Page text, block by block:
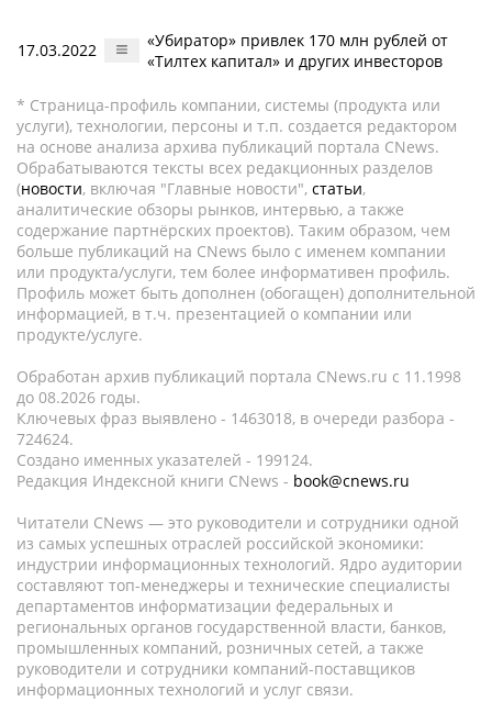
17.03.2022
«Убиратор» привлек 170 млн рублей от
«Тилтех капитал» и других инвесторов
* Страница-профиль компании, системы (продукта или
услуги), технологии, персоны и т.п. создается редактором
на основе анализа архива публикаций портала CNews.
Обрабатываются тексты всех редакционных разделов
(новости, включая "Главные новости", статьи,
аналитические обзоры рынков, интервью, а также
содержание партнёрских проектов). Таким образом, чем
больше публикаций на CNews было с именем компании
или продукта/услуги, тем более информативен профиль.
Профиль может быть дополнен (обогащен) дополнительной
информацией, в т.ч. презентацией о компании или
продукте/услуге.
Обработан архив публикаций портала CNews.ru c 11.1998
до 08.2026 годы.
Ключевых фраз выявлено - 1463018, в очереди разбора -
724624.
Создано именных указателей - 199124.
Редакция Индексной книги CNews - book@cnews.ru
Читатели CNews — это руководители и сотрудники одной
из самых успешных отраслей российской экономики:
индустрии информационных технологий. Ядро аудитории
составляют топ-менеджеры и технические специалисты
департаментов информатизации федеральных и
региональных органов государственной власти, банков,
промышленных компаний, розничных сетей, а также
руководители и сотрудники компаний-поставщиков
информационных технологий и услуг связи.